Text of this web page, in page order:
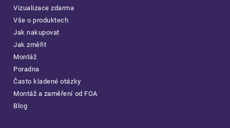
Vizualizace zdarma
Vše o produktech
Jak nakupovat
Jak změřit
Montáž
Poradna
Často kladené otázky
Montáž a zaměření od FOA
Blog